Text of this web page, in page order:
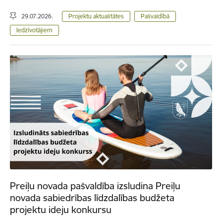
29.07.2026. Projektu aktualitātes
Pašvaldībā
Iedzīvotājiem
Preiļu novada pašvaldība izsludina Preiļu
novada sabiedrības līdzdalības budžeta
projektu ideju konkursu